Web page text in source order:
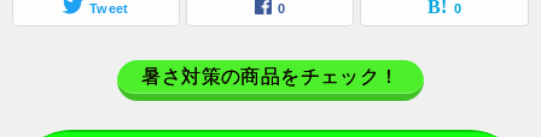
Tweet 0 0
暑さ対策の商品をチェック！